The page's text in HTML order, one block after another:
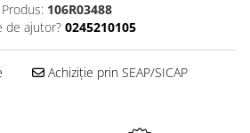
106R03488
de ajutor? 0245210105
Achiziție prin SEAP/SICAP